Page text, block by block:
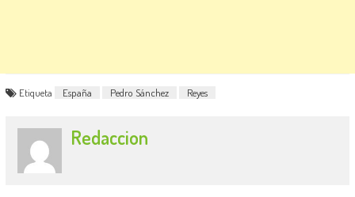
Etiqueta España Pedro Sánchez Reyes
Redaccion